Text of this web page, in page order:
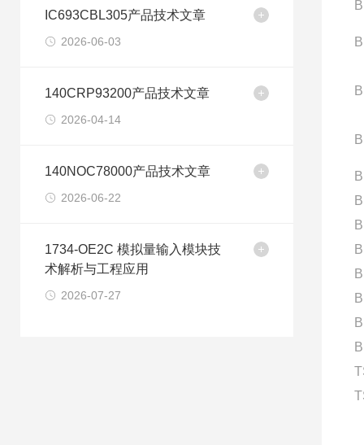
IC693CBL305产品技术文章
2026-06-03
140CRP93200产品技术文章
2026-04-14
140NOC78000产品技术文章
2026-06-22
1734-OE2C 模拟量输入模块技
术解析与工程应用
2026-07-27